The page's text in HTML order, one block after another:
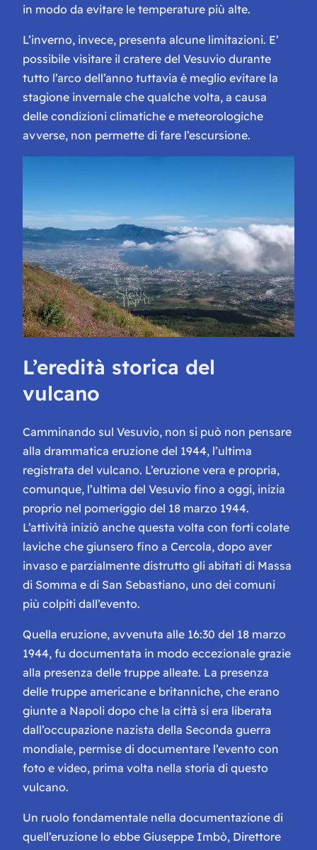
in modo da evitare le temperature più alte.
L’inverno, invece, presenta alcune limitazioni. E’
possibile visitare il cratere del Vesuvio durante
tutto l’arco dell’anno tuttavia è meglio evitare la
stagione invernale che qualche volta, a causa
delle condizioni climatiche e meteorologiche
avverse, non permette di fare l’escursione.
L’eredità storica del
vulcano
Camminando sul Vesuvio, non si può non pensare
alla drammatica eruzione del 1944, l’ultima
registrata del vulcano. L’eruzione vera e propria,
comunque, l’ultima del Vesuvio fino a oggi, inizia
proprio nel pomeriggio del 18 marzo 1944.
L’attività iniziò anche questa volta con forti colate
laviche che giunsero fino a Cercola, dopo aver
invaso e parzialmente distrutto gli abitati di Massa
di Somma e di San Sebastiano, uno dei comuni
più colpiti dall’evento.
Quella eruzione, avvenuta alle 16:30 del 18 marzo
1944, fu documentata in modo eccezionale grazie
alla presenza delle truppe alleate. La presenza
delle truppe americane e britanniche, che erano
giunte a Napoli dopo che la città si era liberata
dall’occupazione nazista della Seconda guerra
mondiale, permise di documentare l’evento con
foto e video, prima volta nella storia di questo
vulcano.
Un ruolo fondamentale nella documentazione di
quell’eruzione lo ebbe Giuseppe Imbò, Direttore